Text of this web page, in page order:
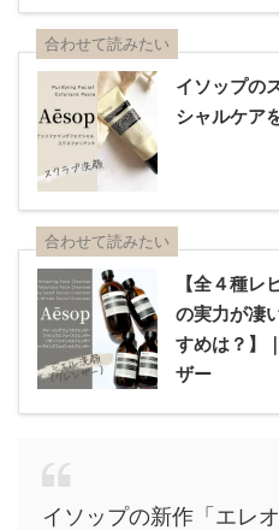
イソップの
シャルケア
合わせて読みたい
【全４種
の実力が凄
すめは？】
ザー
合わせて読みたい
イソップの新作「エレ